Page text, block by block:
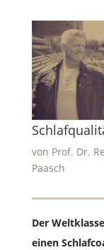
von Prof. Dr.
Paasch
Der
einen